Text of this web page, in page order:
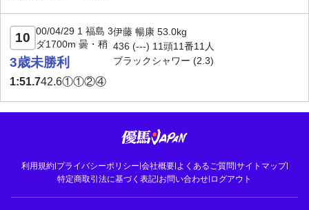
10
00/04/29 1 福島 3
ダ1700m 曇・稍
3歳未勝利
1:51.742.6①①②④
伊藤 暢康 53.0kg
436 (---) 11頭11番11人
ブラックシャワー (2.3)
利用規約|プライバシーポリシー|会社概要|よくあるご質問|サイトマップ|
特定商取引法に基づく表記|お問い合わせ| ログアウト